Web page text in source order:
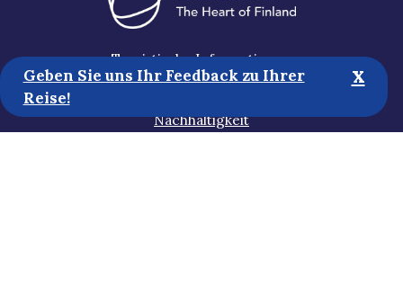
Touristische Informationen
Nachhaltigkeit
Geben Sie uns Ihr Feedback zu Ihrer
Reise!
x